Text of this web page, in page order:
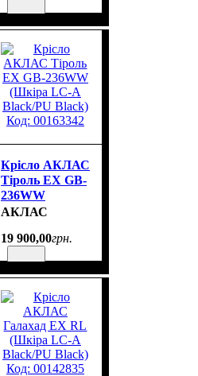
Крісло АКЛАС
Тіроль EX GB-
236WW
(Шкіра LC-A
Black) Код:
АКЛАС
19 900,00грн.